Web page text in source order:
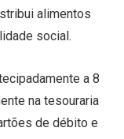
alimentos
social.
a 8
na tesouraria
de débito e